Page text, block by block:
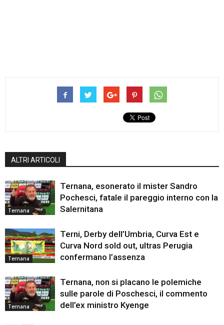
ALTRI ARTICOLI
Ternana
Ternana, esonerato il mister Sandro
Pochesci, fatale il pareggio interno con la
Salernitana
Ternana
Terni, Derby dell’Umbria, Curva Est e
Curva Nord sold out, ultras Perugia
confermano l’assenza
Ternana
Ternana, non si placano le polemiche
sulle parole di Poschesci, il commento
dell’ex ministro Kyenge